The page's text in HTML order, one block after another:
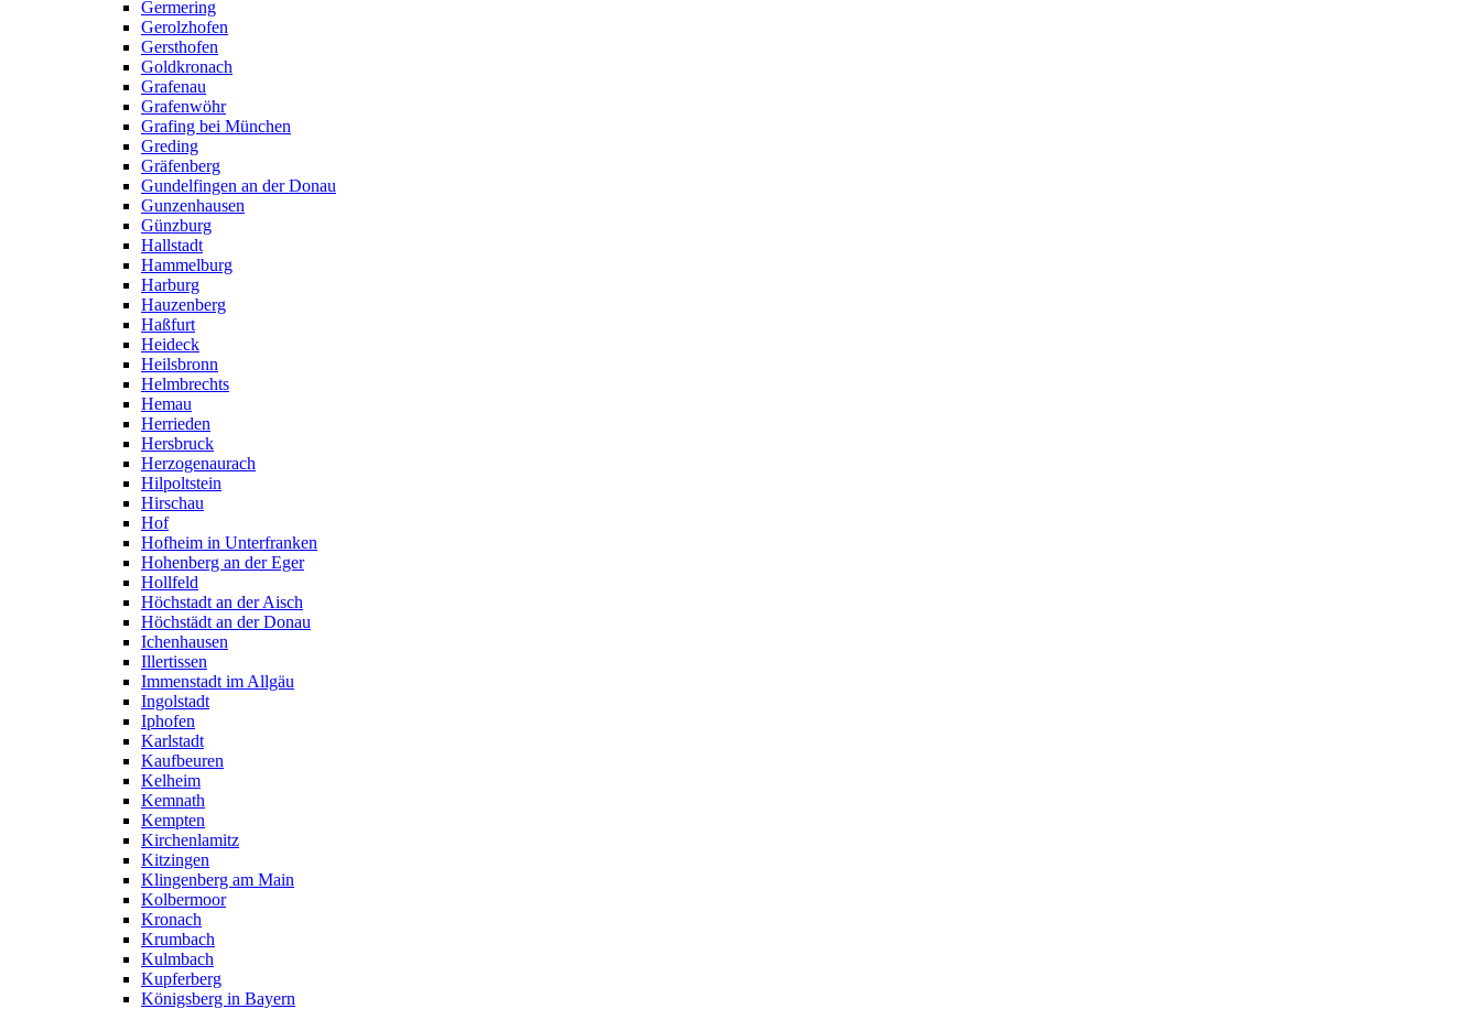
Germering
Gerolzhofen
Gersthofen
Goldkronach
Grafenau
Grafenwöhr
Grafing bei München
Greding
Gräfenberg
Gundelfingen an der Donau
Gunzenhausen
Günzburg
Hallstadt
Hammelburg
Harburg
Hauzenberg
Haßfurt
Heideck
Heilsbronn
Helmbrechts
Hemau
Herrieden
Hersbruck
Herzogenaurach
Hilpoltstein
Hirschau
Hof
Hofheim in Unterfranken
Hohenberg an der Eger
Hollfeld
Höchstadt an der Aisch
Höchstädt an der Donau
Ichenhausen
Illertissen
Immenstadt im Allgäu
Ingolstadt
Iphofen
Karlstadt
Kaufbeuren
Kelheim
Kemnath
Kempten
Kirchenlamitz
Kitzingen
Klingenberg am Main
Kolbermoor
Kronach
Krumbach
Kulmbach
Kupferberg
Königsberg in Bayern